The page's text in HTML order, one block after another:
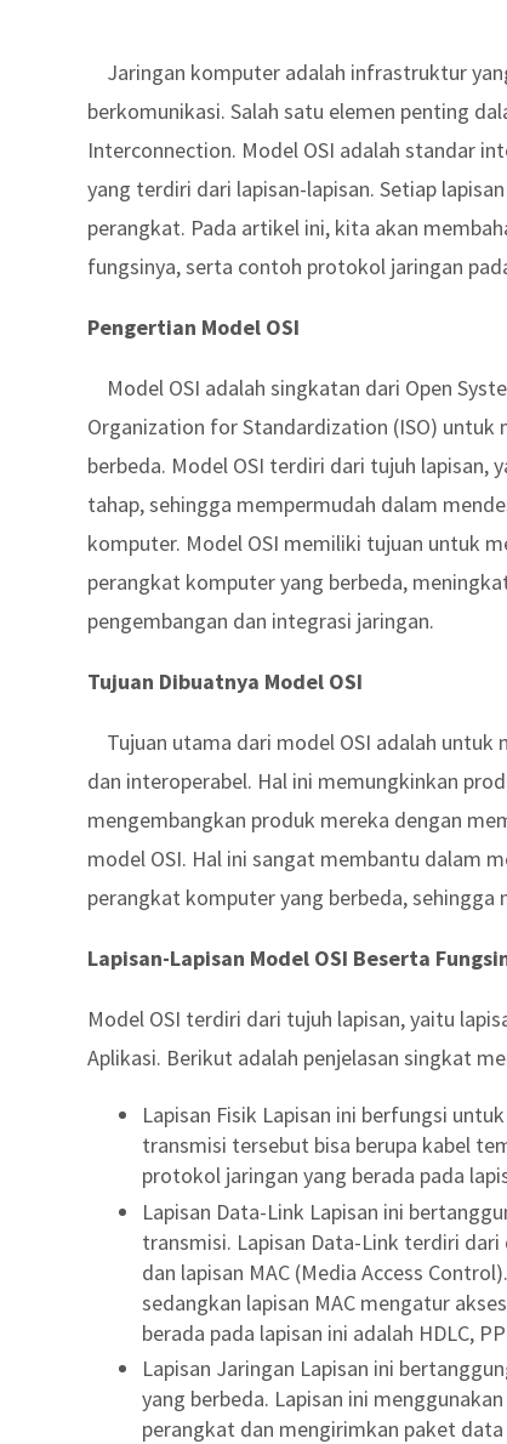
Jaringan komputer adalah infrastruktur
berkomunikasi. Salah satu elemen penting
Interconnection. Model OSI adalah standar
yang terdiri dari lapisan-lapisan. Setiap
perangkat. Pada artikel ini, kita akan
fungsinya, serta contoh protokol jaringan
Pengertian Model OSI
Model OSI adalah singkatan dari Open
Organization for Standardization (ISO)
berbeda. Model OSI terdiri dari tujuh lapisan,
tahap, sehingga mempermudah dalam
komputer. Model OSI memiliki tujuan untuk
perangkat komputer yang berbeda,
pengembangan dan integrasi jaringan.
Tujuan Dibuatnya Model OSI
Tujuan utama dari model OSI adalah
dan interoperabel. Hal ini memungkinkan
mengembangkan produk mereka dengan
model OSI. Hal ini sangat membantu dalam
perangkat komputer yang berbeda,
Lapisan-Lapisan Model OSI Beserta
Model OSI terdiri dari tujuh lapisan, yaitu
Aplikasi. Berikut adalah penjelasan singkat
Lapisan Fisik Lapisan ini berfungsi
transmisi tersebut bisa berupa kabel
protokol jaringan yang berada pada
Lapisan Data-Link Lapisan ini
transmisi. Lapisan Data-Link terdiri dari
dan lapisan MAC (Media Access
sedangkan lapisan MAC mengatur
berada pada lapisan ini adalah HDLC,
Lapisan Jaringan Lapisan ini
yang berbeda. Lapisan ini
perangkat dan mengirimkan paket